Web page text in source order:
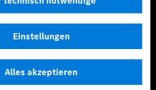
und zur Reichweite sind vorläufig und
der Zertifizierungsmethode „WLTP-
eine Konformitätsbescheinigung mit amtlichen